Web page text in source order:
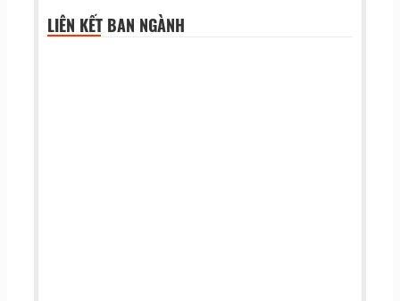
LIÊN KẾT BAN NGÀNH